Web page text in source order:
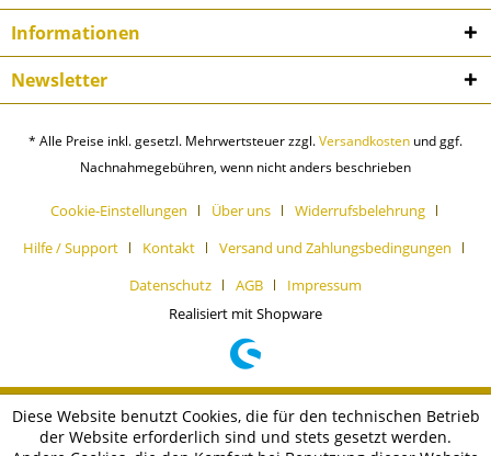
Informationen
Newsletter
* Alle Preise inkl. gesetzl. Mehrwertsteuer zzgl.Versandkosten und ggf.
Nachnahmegebühren, wenn nicht anders beschrieben
Cookie-Einstellungen Über uns
Widerrufsbelehrung
Hilfe / Support
Kontakt
Versand und Zahlungsbedingungen
Datenschutz
AGB
Impressum
Realisiert mit Shopware
Diese Website benutzt Cookies, die für den technischen Betrieb
der Website erforderlich sind und stets gesetzt werden.